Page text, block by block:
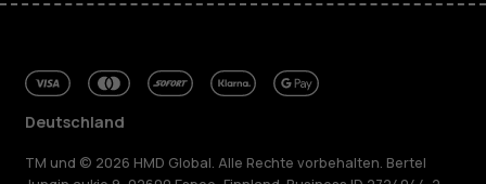
Deutschland
TM und © 2026 HMD Global. Alle Rechte vorbehalten. Bertel